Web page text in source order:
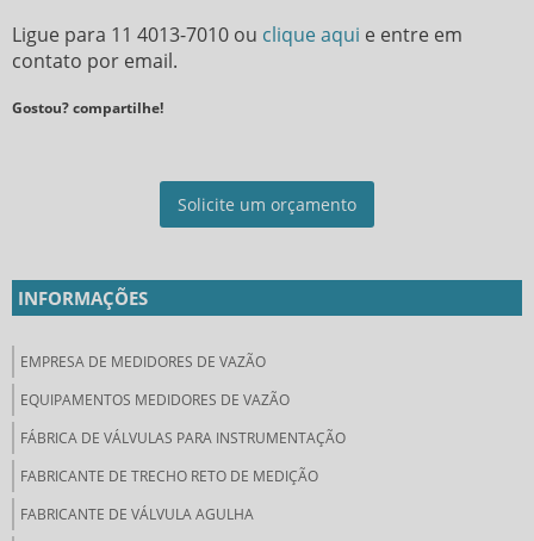
Ligue para 11 4013-7010 ou clique aqui e entre em
contato por email.
Gostou? compartilhe!
Solicite um orçamento
INFORMAÇÕES
EMPRESA DE MEDIDORES DE VAZÃO
EQUIPAMENTOS MEDIDORES DE VAZÃO
FÁBRICA DE VÁLVULAS PARA INSTRUMENTAÇÃO
FABRICANTE DE TRECHO RETO DE MEDIÇÃO
FABRICANTE DE VÁLVULA AGULHA